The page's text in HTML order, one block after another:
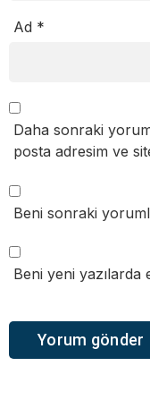
Ad *
Daha sonraki
posta adresim ve
Beni sonraki
Beni yeni yazılarda